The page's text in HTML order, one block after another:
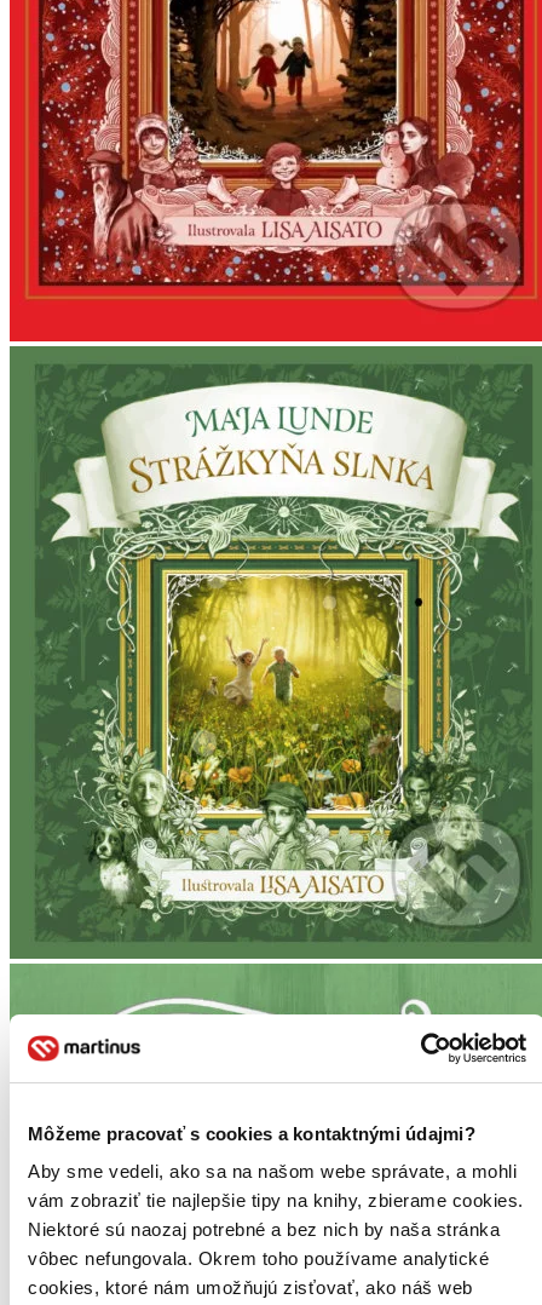
Môžeme pracovať s cookies a kontaktnými údajmi?
Aby sme vedeli, ako sa na našom webe správate, a mohli
vám zobraziť tie najlepšie tipy na knihy, zbierame cookies.
Niektoré sú naozaj potrebné a bez nich by naša stránka
vôbec nefungovala. Okrem toho používame analytické
cookies, ktoré nám umožňujú zisťovať, ako náš web